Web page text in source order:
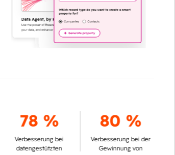
78 %
Verbesserung bei
datengestützten
80 %
Verbesserung bei der
Gewinnung von